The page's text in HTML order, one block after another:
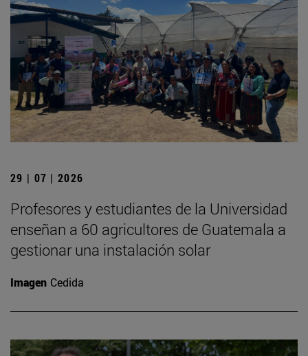
29 | 07 | 2026
Profesores y estudiantes de la Universidad
enseñan a 60 agricultores de Guatemala a
gestionar una instalación solar
Imagen Cedida